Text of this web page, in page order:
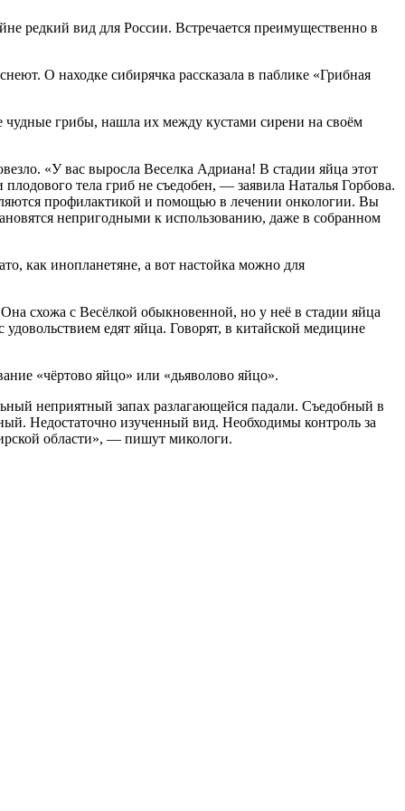
редкий вид для России. Встречается преимущественно в
О находке сибирячка рассказала в паблике «Грибная
чудные грибы, нашла их между кустами сирени на своём
«У вас выросла Веселка Адриана! В стадии яйца этот
тела гриб не съедобен, — заявила Наталья Горбова.
профилактикой и помощью в лечении онкологии. Вы
непригодными к использованию, даже в собранном
как инопланетяне, а вот настойка можно для
схожа с Весёлкой обыкновенной, но у неё в стадии яйца
едят яйца. Говорят, в китайской медицине
«чёртово яйцо» или «дьяволово яйцо».
неприятный запах разлагающейся падали. Съедобный в
Недостаточно изученный вид. Необходимы контроль за
области», — пишут микологи.